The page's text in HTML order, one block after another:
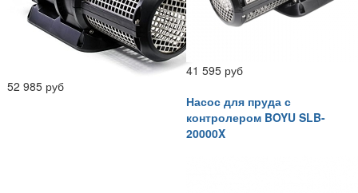
52 985 руб
41 595 руб
Насос для пруда с
контролером BOYU SLB-
20000X